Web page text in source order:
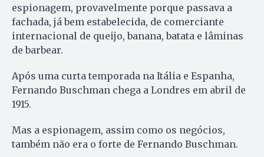
espionagem, provavelmente porque passava a
fachada, já bem estabelecida, de comerciante
internacional de queijo, banana, batata e lâminas
de barbear.
Após uma curta temporada na Itália e Espanha,
Fernando Buschman chega a Londres em abril de
1915.
Mas a espionagem, assim como os negócios,
também não era o forte de Fernando Buschman.